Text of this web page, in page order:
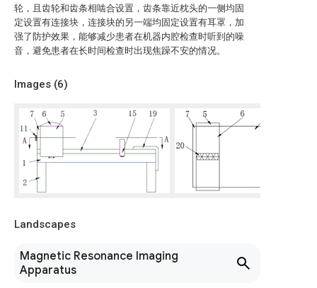
轮，且齿轮和齿条相啮合设置，齿条靠近枕头的一侧均固
定设置有连接块，连接块的另一端均固定设置有耳罩，加
强了防护效果，能够减少患者在机器内腔检查时听到的噪
音，避免患者在长时间检查时出现焦躁不安的情况。
Images (6)
Landscapes
Magnetic Resonance Imaging
Apparatus